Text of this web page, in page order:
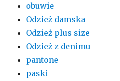
obuwie
Odzież damska
Odzież plus size
Odzież z denimu
pantone
paski